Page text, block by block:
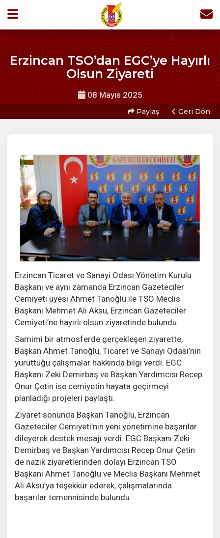
Erzincan TSO’dan EGC’ye Hayırlı
Olsun Ziyareti
08 Mayıs 2025
Paylaş Geri Dön
Erzincan Ticaret ve Sanayi Odası Yönetim Kurulu
Başkanı ve aynı zamanda Erzincan Gazeteciler
Cemiyeti üyesi Ahmet Tanoğlu ile TSO Meclis
Başkanı Mehmet Ali Aksu, Erzincan Gazeteciler
Cemiyeti’ne hayırlı olsun ziyaretinde bulundu.
Samimi bir atmosferde gerçekleşen ziyarette,
Başkan Ahmet Tanoğlu, Ticaret ve Sanayi Odası’nın
yürüttüğü çalışmalar hakkında bilgi verdi. EGC
Başkanı Zeki Demirbaş ve Başkan Yardımcısı Recep
Onur Çetin ise cemiyetin hayata geçirmeyi
planladığı projeleri paylaştı.
Ziyaret sonunda Başkan Tanoğlu, Erzincan
Gazeteciler Cemiyeti’nin yeni yönetimine başarılar
dileyerek destek mesajı verdi. EGC Başkanı Zeki
Demirbaş ve Başkan Yardımcısı Recep Onur Çetin
de nazik ziyaretlerinden dolayı Erzincan TSO
Başkanı Ahmet Tanoğlu ve Meclis Başkanı Mehmet
Ali Aksu’ya teşekkür ederek, çalışmalarında
başarılar temennisinde bulundu.